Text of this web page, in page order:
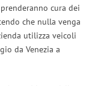
cura dei
che nulla venga
utilizza veicoli
da Venezia a